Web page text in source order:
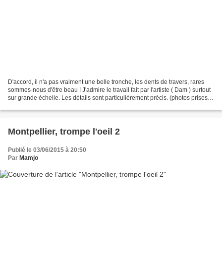
D'accord, il n'a pas vraiment une belle tronche, les dents de travers, rares
sommes-nous d'être beau ! J'admire le travail fait par l'artiste ( Dam ) surtout
sur grande échelle. Les détails sont particulièrement précis. (photos prises
Montpellier, trompe l'oeil 2
Publié le 03/06/2015 à 20:50
Par Mamjo